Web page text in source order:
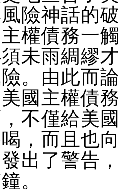
險神話的
權債務一
未雨綢繆
。由此而
國主權債
不僅給美
，而且也
出了警告
。